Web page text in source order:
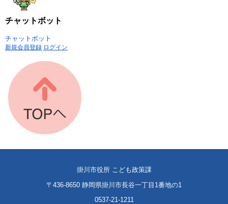
チャットボット
チャットボット
新規会員登録 ログイン
掛川市役所 こども政策課
〒436-8650 静岡県掛川市長谷一丁目1番地の1
0537-21-1211